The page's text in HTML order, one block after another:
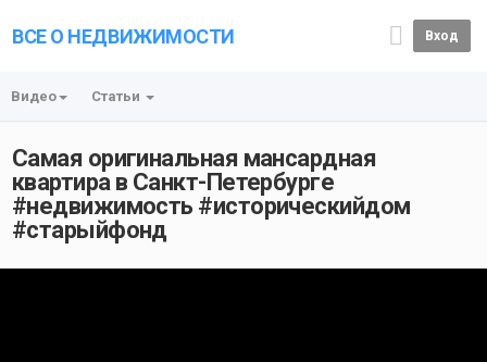
ВСЕ О НЕДВИЖИМОСТИ Вход
Видео Статьи
Самая оригинальная мансардная
квартира в Санкт-Петербурге
#недвижимость #историческийдом
#старыйфонд